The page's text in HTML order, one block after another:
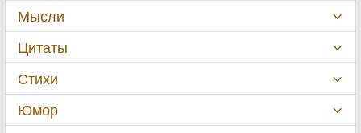
Мысли
Цитаты
Стихи
Юмор